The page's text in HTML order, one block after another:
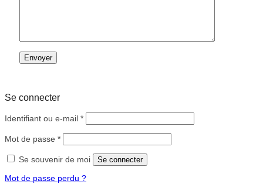
Se connecter
Identifiant ou e-mail *Obligatoire
Mot de passe *Obligatoire
Se souvenir de moi Se connecter
Mot de passe perdu ?